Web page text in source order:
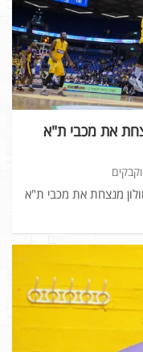
את מכבי ת"א
מנצחת את מכבי ת"א